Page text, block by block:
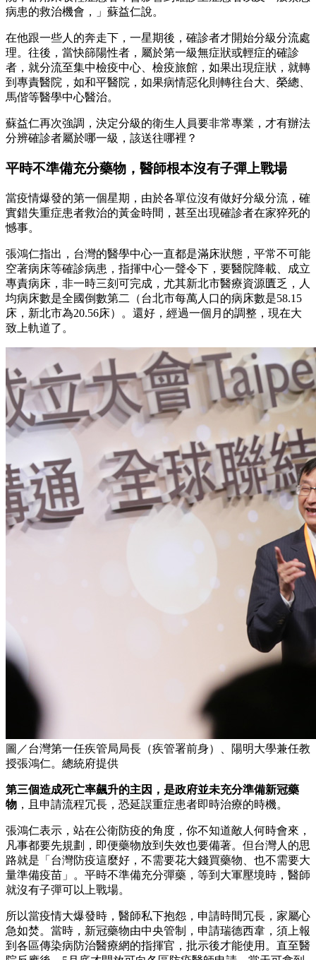
病患的救治機會，」蘇益仁說。
在他跟一些人的奔走下，一星期後，確診者才開始分級分流處
理。往後，當快篩陽性者，屬於第一級無症狀或輕症的確診
者，就分流至集中檢疫中心、檢疫旅館，如果出現症狀，就轉
到專責醫院，如和平醫院，如果病情惡化則轉往台大、榮總、
馬偕等醫學中心醫治。
蘇益仁再次強調，決定分級的衛生人員要非常專業，才有辦法
分辨確診者屬於哪一級，該送往哪裡？
平時不準備充分藥物，醫師根本沒有子彈上戰場
當疫情爆發的第一個星期，由於各單位沒有做好分級分流，確
實錯失重症患者救治的黃金時間，甚至出現確診者在家猝死的
憾事。
張鴻仁指出，台灣的醫學中心一直都是滿床狀態，平常不可能
空著病床等確診病患，指揮中心一聲令下，要醫院降載、成立
專責病床，非一時三刻可完成，尤其新北市醫療資源匱乏，人
均病床數是全國倒數第二（台北市每萬人口的病床數是58.15
床，新北市為20.56床）。還好，經過一個月的調整，現在大
致上軌道了。
圖／台灣第一任疾管局局長（疾管署前身）、陽明大學兼任教
授張鴻仁。總統府提供
第三個造成死亡率飆升的主因，是政府並未充分準備新冠藥
物 ，且申請流程冗長，恐延誤重症患者即時治療的時機。
張鴻仁表示，站在公衛防疫的角度，你不知道敵人何時會來，
凡事都要先規劃，即便藥物放到失效也要備著。但台灣人的思
路就是「台灣防疫這麼好，不需要花大錢買藥物、也不需要大
量準備疫苗」。平時不準備充分彈藥，等到大軍壓境時，醫師
就沒有子彈可以上戰場。
所以當疫情大爆發時，醫師私下抱怨，申請時間冗長，家屬心
急如焚。當時，新冠藥物由中央管制，申請瑞德西韋，須上報
到各區傳染病防治醫療網的指揮官，批示後才能使用。直至醫